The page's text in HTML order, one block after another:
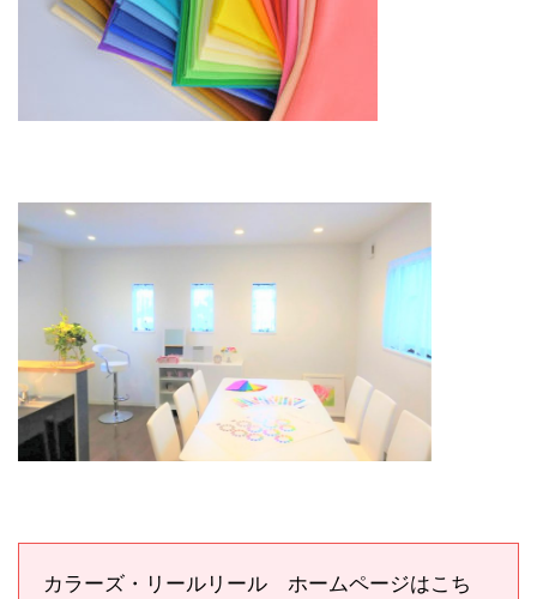
カラーズ・リールリール ホームページはこち